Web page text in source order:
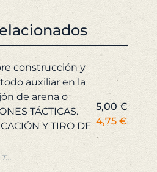
construcción y
auxiliar en la
de arena o
TÁCTICAS.
Y TIRO DE
5,00€
El
precio
original
4,75 €El
precio
actual
es: